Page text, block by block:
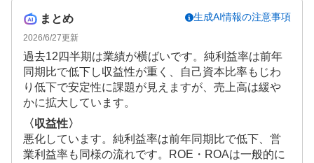
まとめ
2026/6/27更新
生成AI情報の注意事項
過去12四半期は業績が横ばいです。純利益率は前年
同期比で低下し収益性が重く、自己資本比率もじわ
り低下で安定性に課題が見えますが、売上高は緩や
かに拡大しています。
〈収益性〉
悪化しています。純利益率は前年同期比で低下、営
業利益率も同様の流れです。ROE・ROAは一般的に